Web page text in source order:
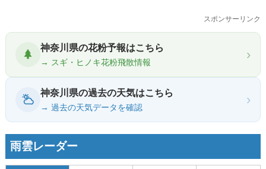
スポンサーリンク
神奈川県の花粉予報はこちら
→ スギ・ヒノキ花粉飛散情報
›
神奈川県の過去の天気はこちら
→ 過去の天気データを確認
›
雨雲レーダー